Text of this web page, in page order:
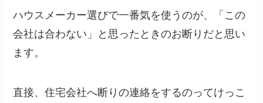
ハウスメーカー選びで一番気を使うのが、「この
会社は合わない」と思ったときのお断りだと思い
ます。
直接、住宅会社へ断りの連絡をするのってけっこ